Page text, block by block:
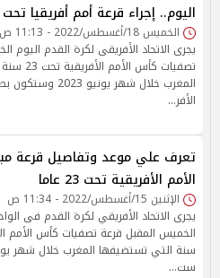
اليوم.. إجراء قرعة أمم أفريقيا تحت 23 عاما
الخميس 18/أغسطس/2022 - 11:13 ص
يجرى الاتحاد الأفريقى لكرة القدم اليوم
تصفيات
المغرب خلال شهر
الأفر…
تعرف علي موعد وتفاصيل قرعة
الأمم الأفريقية تحت 23 عاما
الإثنين 15/أغسطس/2022 - 11:34 ص
يجرى الاتحاد الأفريقي لكرة القدم فى
ست…